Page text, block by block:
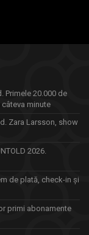
Primele 20.000 de
minute
Zara Larsson, show
2026.
de plată, check-in și
primi abonamente